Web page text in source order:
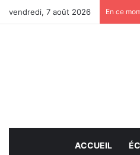
vendredi, 7 août 2026 En ce
ACCUEIL